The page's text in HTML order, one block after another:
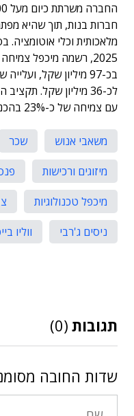
חברות בנות, תוך שהיא
מלאכותית וכלי
עם צמיחה של כ-23% בהכנסות וכ-34% ב-EBITDA המתואם.
משאבי אנוש שכר
מיזוגים ורכישות
מיכפל טכנולוגיות
ניסים ג'רבי
ווליו
תגובות (0)
שדות החובה